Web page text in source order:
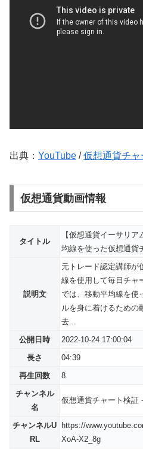
出典： YouTube /仮想通貨チ
仮想通貨動画情報
タイトル
【仮想通貨イーサリ
均線を使った仮想通貨
説明文
元トレード認定講師が
線を使用して毎日チャ
では、移動平均線を使
ルを身に着けるための
去...
公開日時
2022-10-24 17:00:04
長さ
04:39
再生回数
8
チャンネル
名
仮想通貨チャート検証
チャンネルU
RL
https://
XoA-X2_8g